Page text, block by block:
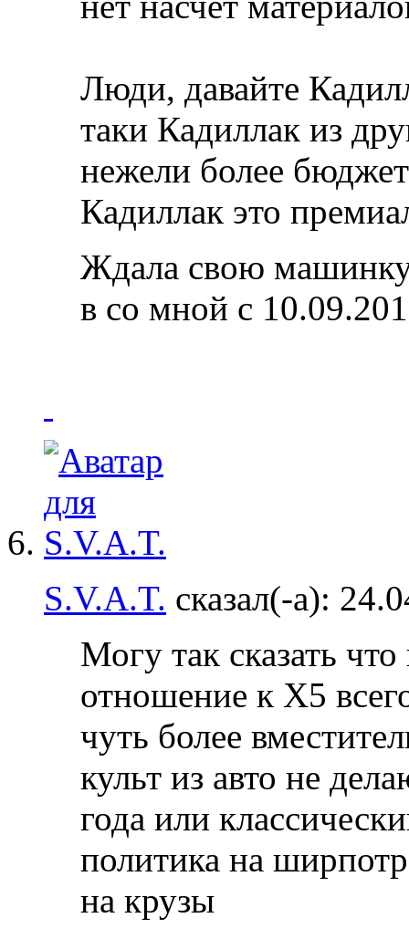
Люди, давайте
таки Кадиллак из
нежели более
Кадиллак это
Ждала свою
в со мной с
S.V.A.T. сказал(-а):
Могу так сказать
отношение к Х5
чуть более
культ из авто не
года или
политика на
на крузы